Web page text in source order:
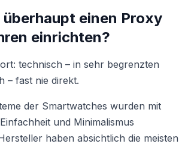
überhaupt einen Proxy
einrichten?
technisch – in sehr begrenzten
– fast nie direkt.
der Smartwatches wurden mit
und Minimalismus
haben absichtlich die meisten